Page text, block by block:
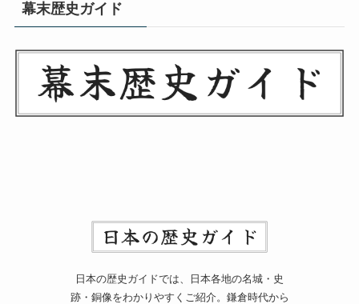
幕末歴史ガイド
日本の歴史ガイドでは、日本各地の名城・史
跡・銅像をわかりやすくご紹介。鎌倉時代から